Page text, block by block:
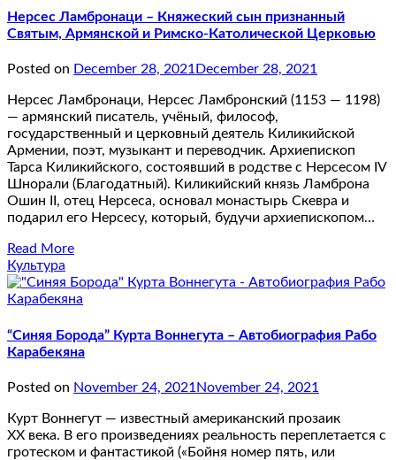
Нерсес Ламбронаци – Княжеский сын признанный
Святым, Армянской и Римско-Католической Церковью
Posted on December 28, 2021December 28, 2021
Нерсес Ламбронаци, Нерсес Ламбронский (1153 — 1198)
— армянский писатель, учёный, философ,
государственный и церковный деятель Киликийской
Армении, поэт, музыкант и переводчик. Архиепископ
Тарса Киликийского, состоявший в родстве с Нерсесом IV
Шнорали (Благодатный). Киликийский князь Ламброна
Ошин II, отец Нерсеса, основал монастырь Скевра и
подарил его Нерсесу, который, будучи архиепископом…
Read More
Культура
“Синяя Борода” Курта Воннегута – Автобиография Рабо
Карабекяна
Posted on November 24, 2021 November 24, 2021
Курт Воннегут — известный американский прозаик
XX века. В его произведениях реальность переплетается с
гротеском и фантастикой («Бойня номер пять, или